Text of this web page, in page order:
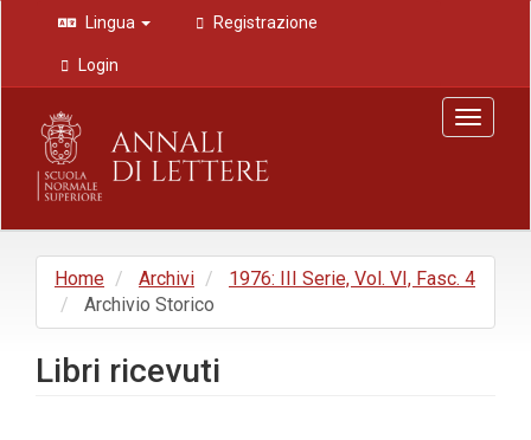
Navigazione
principale
Contenuto
principale
Barra
laterale
Lingua Registrazione
Login
Toggle
Home Archivi
1976: III Serie, Vol. VI, Fasc. 4
Archivio Storico
Libri ricevuti